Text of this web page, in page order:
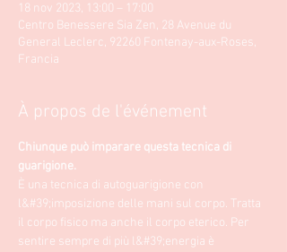
18 nov 2023, 13:00 – 17:00
Centro Benessere Sia Zen, 28 Avenue du
General Leclerc, 92260 Fontenay-aux-Roses,
Francia
À propos de l'événement
Chiunque può imparare questa tecnica di
guarigione.
È una tecnica di autoguarigione con
l&#39;imposizione delle mani sul corpo. Tratta
il corpo fisico ma anche il corpo eterico. Per
sentire sempre di più l&#39;energia è